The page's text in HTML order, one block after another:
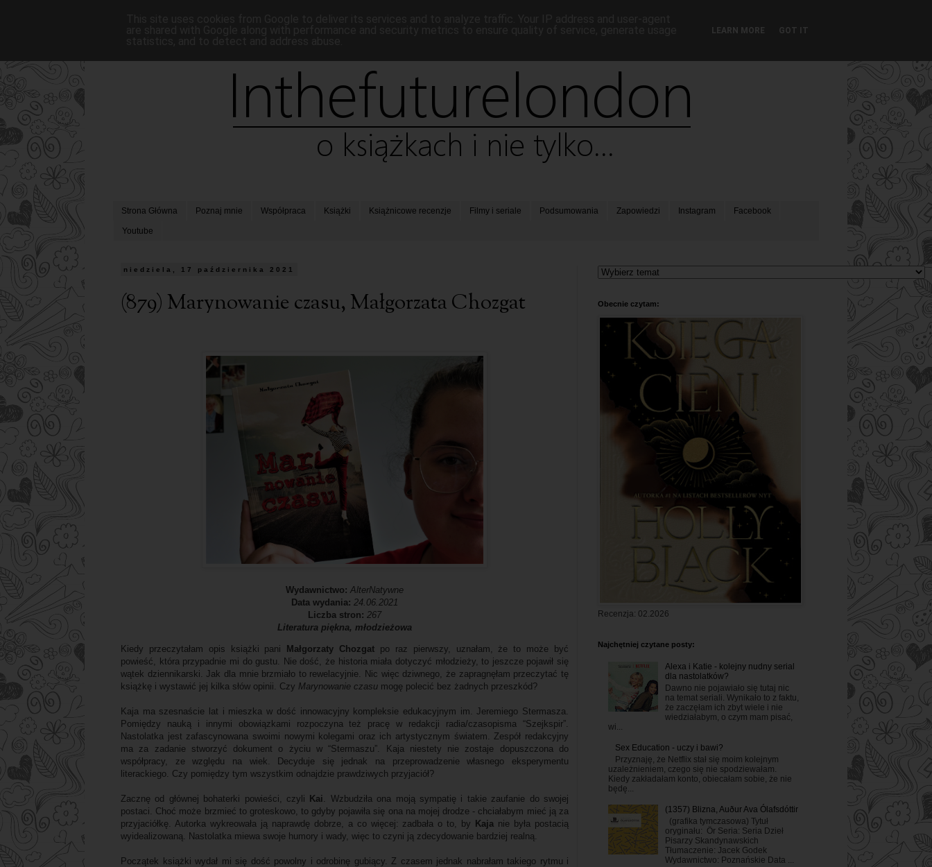
Strona Główna Poznaj mnie Współpraca Książki Książnicowe recenzje Filmy i seriale Podsumowania Zapowiedzi Instagram Facebook
Youtube
niedziela, 17 października 2021
(879) Marynowanie czasu, Małgorzata Chozgat
Wydawnictwo: AlterNatywne
Data wydania: 24.06.2021
Liczba stron: 267
Literatura piękna, młodzieżowa
Kiedy przeczytałam opis książki pani Małgorzaty Chozgat po raz pierwszy, uznałam, że to może być
powieść, która przypadnie mi do gustu. Nie dość, że historia miała dotyczyć młodzieży, to jeszcze pojawił się
wątek dziennikarski. Jak dla mnie brzmiało to rewelacyjnie. Nic więc dziwnego, że zapragnęłam przeczytać tę
książkę i wystawić jej kilka słów opinii. Czy Marynowanie czasu mogę polecić bez żadnych przeszkód?
Kaja ma szesnaście lat i mieszka w dość innowacyjny kompleksie edukacyjnym im. Jeremiego Stermasza.
Pomiędzy nauką i innymi obowiązkami rozpoczyna też pracę w redakcji radia/czasopisma “Szejkspir”.
Nastolatka jest zafascynowana swoimi nowymi kolegami oraz ich artystycznym światem. Zespół redakcyjny
ma za zadanie stworzyć dokument o życiu w “Stermaszu”. Kaja niestety nie zostaje dopuszczona do
współpracy, ze względu na wiek. Decyduje się jednak na przeprowadzenie własnego eksperymentu
literackiego. Czy pomiędzy tym wszystkim odnajdzie prawdziwych przyjaciół?
Zacznę od głównej bohaterki powieści, czyli Kai . Wzbudziła ona moją sympatię i takie zaufanie do swojej
postaci. Choć może brzmieć to groteskowo, to gdyby pojawiła się ona na mojej drodze - chciałabym mieć ją za
przyjaciółkę. Autorka wykreowała ją naprawdę dobrze, a co więcej: zadbała o to, by
Kaja nie była postacią
wyidealizowaną. Nastolatka miewa swoje humory i wady, więc to czyni ją zdecydowanie bardziej realną.
Początek książki wydał mi się dość powolny i odrobinę gubiący. Z czasem jednak nabrałam takiego rytmu i
Obecnie czytam:
Recenzja: 02.2026
Najchętniej czytane posty:
Alexa i Katie - kolejny nudny serial
dla nastolatków?
Dawno nie pojawiało się tutaj nic
na temat seriali. Wynikało to z faktu,
że zaczęłam ich zbyt wiele i nie
wiedziałabym, o czym mam pisać,
wi...
Sex Education - uczy i bawi?
Przyznaję, że Netflix stał się moim kolejnym
uzależnieniem, czego się nie spodziewałam.
Kiedy zakładałam konto, obiecałam sobie, że nie
będę...
(1357) Blizna, Auður Ava Ólafsdóttir
(grafika tymczasowa) Tytuł
oryginału: Ör Seria: Seria Dzieł
Pisarzy Skandynawskich
Tłumaczenie: Jacek Godek
Wydawnictwo: Poznańskie Data ...
LEARN MORE GOT IT